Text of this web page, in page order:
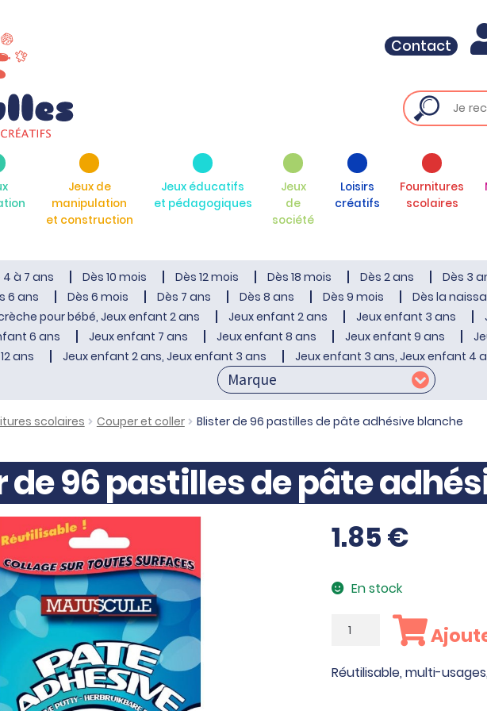
Contact
Jeux de
manipulation
et construction
Jeux éducatifs
et pédagogiques
Jeux
de
société
Loisirs
créatifs
Fournitures
scolaires
4 à 7 ans Dès 10 mois Dès 12 mois Dès 18 mois Dès 2 ans Dès 3
6 ans
Dès 6 mois Dès 7 ans Dès 8 ans Dès 9 mois Dès la
pour bébé, Jeux enfant 2 ans
Jeux enfant 2 ans Jeux enfant 3 ans
6 ans
Jeux enfant 7 ans Jeux enfant 8 ans Jeux enfant 9 ans
ans
Jeux enfant 2 ans, Jeux enfant 3 ans Jeux enfant 3 ans, Jeux enfant 4
scolaires Couper et coller Blister de 96 pastilles de pâte adhésive blanche
de 96 pastilles de pâte
1.85€
En stock
quantité
Blister
de
Réutilisable, multi-